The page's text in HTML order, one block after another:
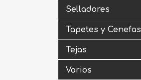
Selladores
Tapetes y Cenefas
Tejas
Varios